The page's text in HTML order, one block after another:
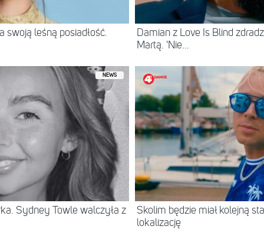
leśną posiadłość.
Damian z Love Is Blind
Martą. 'Nie...
NEWS
Sydney Towle walczyła z
Skolim będzie miał kolejną
lokalizację